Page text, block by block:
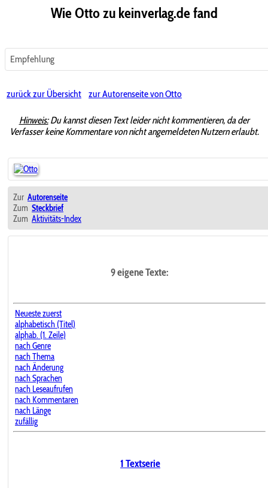
Wie Otto zu keinverlag.de fand
Empfehlung
zurück zur Übersicht zur Autorenseite von Otto
Hinweis:Du kannst diesen Text leider nicht kommentieren, da der
Verfasser keine Kommentare von nicht angemeldeten Nutzern erlaubt.
Zur Autorenseite
Zum Steckbrief
Zum Aktivitäts-Index
9 eigene Texte:
Neueste zuerst
alphabetisch (Titel)
alphab. (1. Zeile)
nach Genre
nach Thema
nach Änderung
nach Sprachen
nach Leseaufrufen
nach Kommentaren
nach Länge
zufällig
1 Textserie